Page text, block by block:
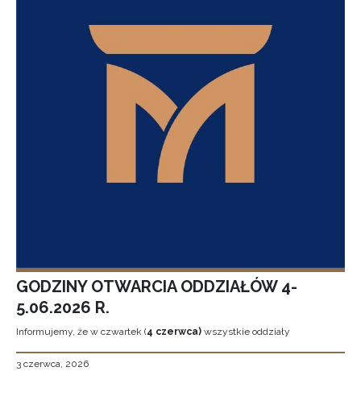
GODZINY OTWARCIA ODDZIAŁÓW 4-
5.06.2026 R.
Informujemy, że w czwartek (4 czerwca) wszystkie oddziały
3 czerwca, 2026